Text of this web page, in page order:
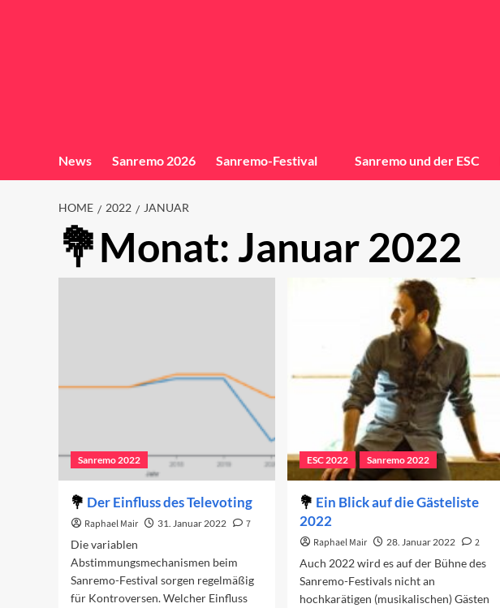
News Sanremo 2026 Sanremo-Festival Sanremo und der ESC
HOME 2022 JANUAR
Monat: Januar 2022
Sanremo 2022
Der Einfluss des Televoting
Raphael Mair 31. Januar 2022
7
Die variablen
Abstimmungsmechanismen beim
Sanremo-Festival sorgen regelmäßig
für Kontroversen. Welcher Einfluss
ESC 2022 Sanremo 2022
Ein Blick auf die Gästeliste
2022
Raphael Mair 28. Januar 2022
2
Auch 2022 wird es auf der Bühne des
Sanremo-Festivals nicht an
hochkarätigen (musikalischen) Gästen